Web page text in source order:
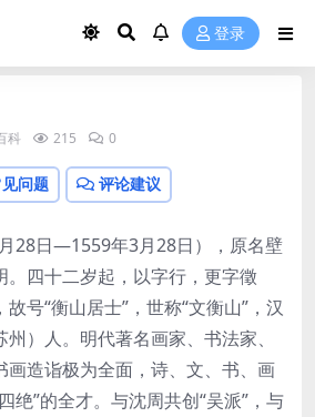
登录
科 215 0
问题 评论建议
28日—1559年3月28日），原名壁
。四十二岁起，以字行，更字徵
号“衡山居士”，世称“文衡山”，汉
）人。明代著名画家、书法家、
画造诣极为全面，诗、文、书、画
绝”的全才。与沈周共创“吴派”，与